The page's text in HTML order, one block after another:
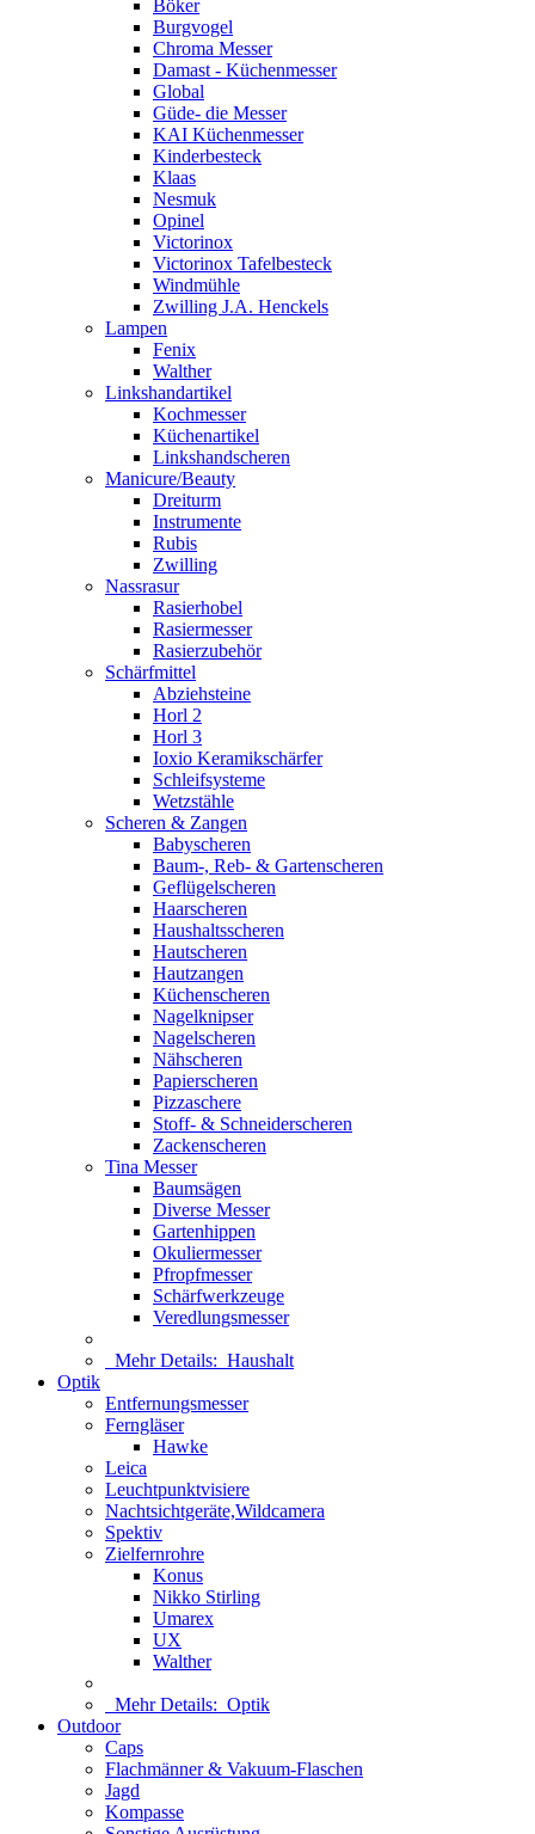
Böker
Burgvogel
Chroma Messer
Damast - Küchenmesser
Global
Güde- die Messer
KAI Küchenmesser
Kinderbesteck
Klaas
Nesmuk
Opinel
Victorinox
Victorinox Tafelbesteck
Windmühle
Zwilling J.A. Henckels
Lampen
Fenix
Walther
Linkshandartikel
Kochmesser
Küchenartikel
Linkshandscheren
Manicure/Beauty
Dreiturm
Instrumente
Rubis
Zwilling
Nassrasur
Rasierhobel
Rasiermesser
Rasierzubehör
Schärfmittel
Abziehsteine
Horl 2
Horl 3
Ioxio Keramikschärfer
Schleifsysteme
Wetzstähle
Scheren & Zangen
Babyscheren
Baum-, Reb- & Gartenscheren
Geflügelscheren
Haarscheren
Haushaltsscheren
Hautscheren
Hautzangen
Küchenscheren
Nagelknipser
Nagelscheren
Nähscheren
Papierscheren
Pizzaschere
Stoff- & Schneiderscheren
Zackenscheren
Tina Messer
Baumsägen
Diverse Messer
Gartenhippen
Okuliermesser
Pfropfmesser
Schärfwerkzeuge
Veredlungsmesser
Mehr Details: Haushalt
Optik
Entfernungsmesser
Ferngläser
Hawke
Leica
Leuchtpunktvisiere
Nachtsichtgeräte,Wildcamera
Spektiv
Zielfernrohre
Konus
Nikko Stirling
Umarex
UX
Walther
Mehr Details: Optik
Outdoor
Caps
Flachmänner & Vakuum-Flaschen
Jagd
Kompasse